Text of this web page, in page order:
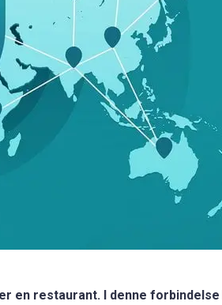
en restaurant. I denne forbindelse